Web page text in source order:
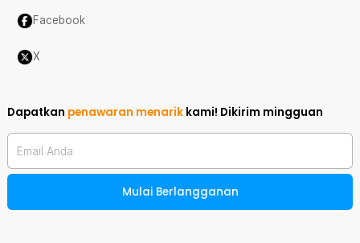
Facebook
X
Dapatkan penawaran menarik kami! Dikirim mingguan
Email Anda
Mulai Berlangganan